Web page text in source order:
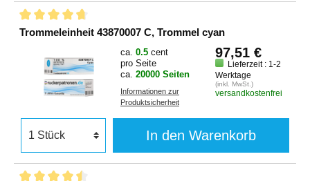
Trommeleinheit 43870007 C, Trommel cyan
ca. 0.5 cent
pro Seite
ca. 20000 Seiten
Informationen zur
Produktsicherheit
97,51 €
Lieferzeit : 1-2
Werktage
(inkl. MwSt.)
versandkostenfrei
In den Warenkorb